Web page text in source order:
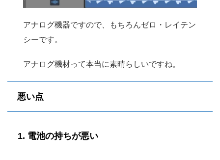
アナログ機器ですので、もちろんゼロ・レイテン
シーです。
アナログ機材って本当に素晴らしいですね。
悪い点
1. 電池の持ちが悪い